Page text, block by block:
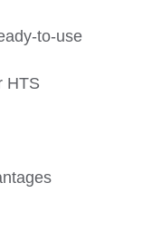
to-use
HTS